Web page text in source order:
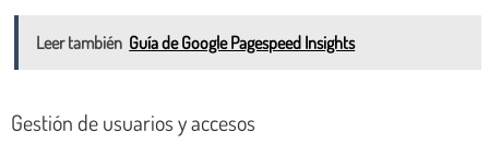
Leer también Guía de Google Pagespeed Insights
Gestión de usuarios y accesos